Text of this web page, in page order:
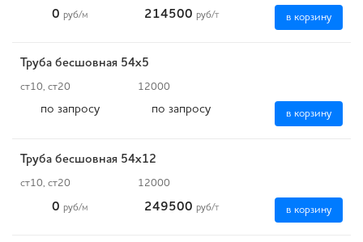
0 руб/м 214500 руб/т в корзину
Труба бесшовная 54х5
ст10, ст20 12000
по запросу по запросу в корзину
Труба бесшовная 54х12
ст10, ст20 12000
0 руб/м 249500 руб/т в корзину